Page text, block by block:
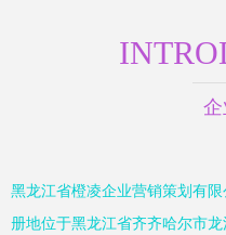
黑龙江省橙凌企业营销策划有
册地位于黑龙江省齐齐哈尔市